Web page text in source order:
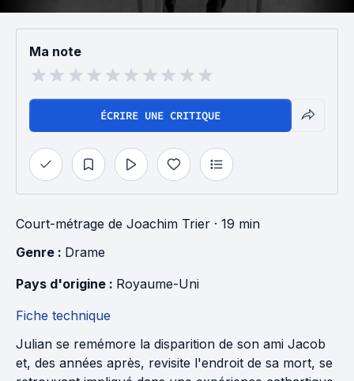
Ma note
ÉCRIRE UNE CRITIQUE
Court-métrage de Joachim Trier · 19 min
Genre : Drame
Pays d'origine : Royaume-Uni
Fiche technique
Julian se remémore la disparition de son ami Jacob
et, des années après, revisite l'endroit de sa mort, se